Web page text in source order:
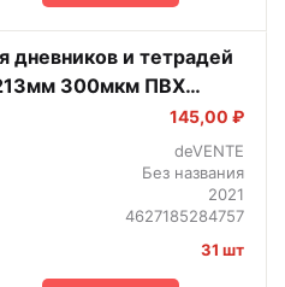
дневников и тетрадей
300мкм ПВХ
145,00 ₽
deVENTE
Без названия
2021
4627185284757
31 шт